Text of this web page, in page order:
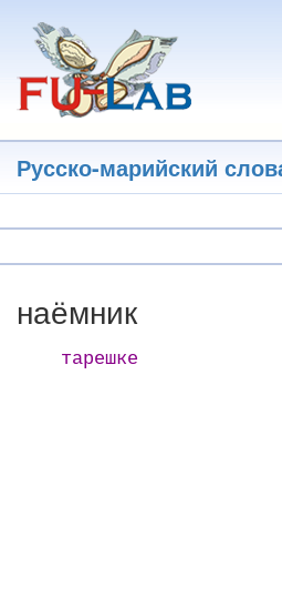
основному
содержанию
Русско-марийский
наёмник
тарешке